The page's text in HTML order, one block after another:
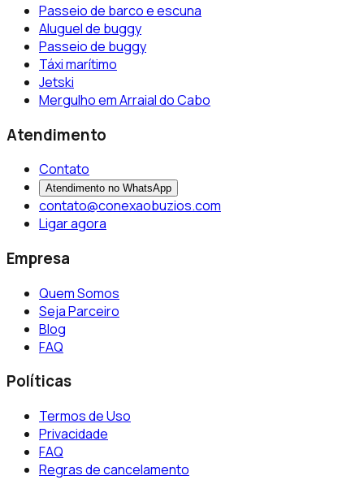
Passeio de barco e escuna
Aluguel de buggy
Passeio de buggy
Táxi marítimo
Jetski
Mergulho em Arraial do Cabo
Atendimento
Contato
Atendimento no WhatsApp
contato@conexaobuzios.com
Ligar agora
Empresa
Quem Somos
Seja Parceiro
Blog
FAQ
Políticas
Termos de Uso
Privacidade
FAQ
Regras de cancelamento